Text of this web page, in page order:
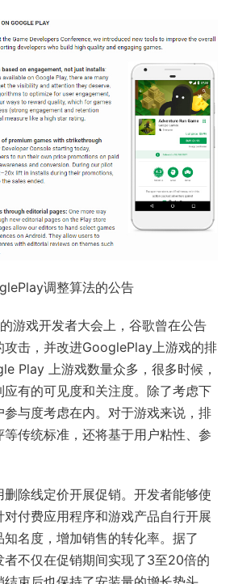
调整算法的公告
游戏开发者大会上，谷歌曾在公告
攻击，并改进GooglePlay上游戏的排
Play 上游戏数量众多，很多时候，
有的可见度和关注度。除了考虑下
与度考虑在内。对于游戏来说，排
传统标准，还将基于用户粘性、参
除线定价开展促销。开发者能够使
对付费应用程序和游戏产品自行开展
名度，增加销售的转化率。据了
者不仅在促销期间实现了3至20倍的